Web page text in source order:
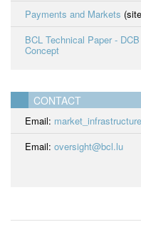
Payments and Markets
BCL Technical Paper -
Concept
CONTACT
Email:
Email: oversight@bcl.lu